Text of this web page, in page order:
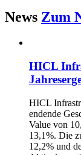
News Zum
HICL
HICL
endende
Value von
13,1%. Die
12,2% und